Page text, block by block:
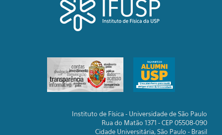
Instituto de Física - Universidade de São Paulo
Rua do Matão 1371 - CEP 05508-090
Cidade Universitária, São Paulo - Brasil